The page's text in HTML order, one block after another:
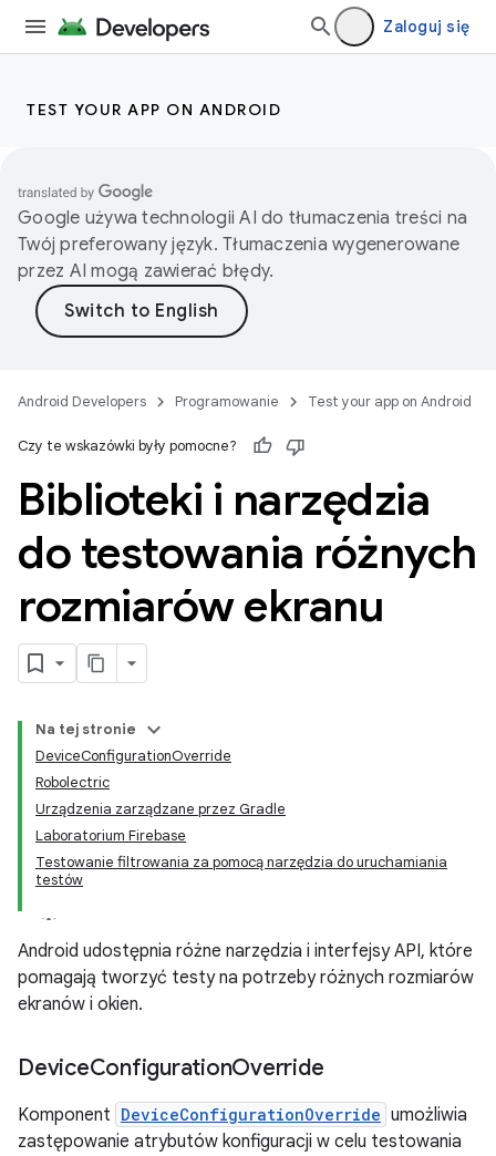
Zaloguj się
TEST YOUR APP ON ANDROID
Google używa technologii AI do tłumaczenia treści na
Twój preferowany język. Tłumaczenia wygenerowane
przez AI mogą zawierać błędy.
Android Developers Programowanie Test your app on Android
Czy te wskazówki były pomocne?
Biblioteki i narzędzia
do testowania różnych
rozmiarów ekranu
Na tej stronie
DeviceConfigurationOverride
Robolectric
Urządzenia zarządzane przez Gradle
Laboratorium Firebase
Testowanie filtrowania za pomocą narzędzia do uruchamiania
testów
Android udostępnia różne narzędzia i interfejsy API, które
pomagają tworzyć testy na potrzeby różnych rozmiarów
ekranów i okien.
DeviceConfigurationOverride
Komponent DeviceConfigurationOverride umożliwia
zastępowanie atrybutów konfiguracji w celu testowania